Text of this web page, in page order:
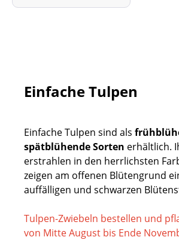
Einfache Tulpen
Einfache Tulpen sind als
spätblühende Sorten erhältlich.
erstrahlen in den herrlichsten
zeigen am offenen Blütengrund
auffälligen und schwarzen
Tulpen-Zwiebeln bestellen und
von Mitte August bis Ende